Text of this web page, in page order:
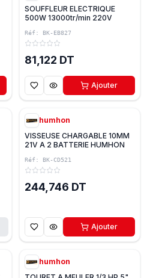
SOUFFLEUR ELECTRIQUE
500W 13000tr/min 220V
Réf: BK-EB827
81,122 DT
Ajouter
humhon
VISSEUSE CHARGABLE 10MM
21V A 2 BATTERIE HUMHON
Réf: BK-CD521
244,746 DT
Ajouter
humhon